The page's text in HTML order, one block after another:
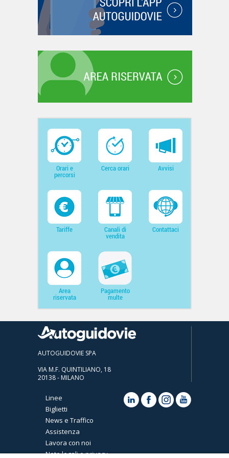
Orari e
percorsi
Cerca orari Avvisi
Tariffe Canali di
vendita
Contattaci
Area
riservata
Pagamento
multe
AUTOGUIDOVIE SPA
VIA M.F. QUINTILIANO, 18
20138 - MILANO
Linee
Biglietti
News e Traffico
Assistenza
Lavora con noi
Note legali e privacy